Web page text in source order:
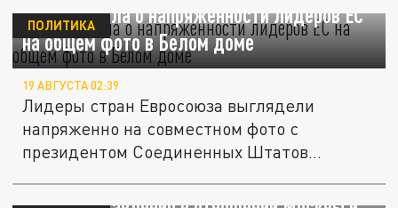
WP сообщила о напряженности лидеров ЕС
на общем фото в Белом доме
ПОЛИТИКА
19 АВГУСТА 02:39
Лидеры стран Евросоюза выглядели
напряженно на совместном фото с
президентом Соединенных Штатов
WP: Трамп предложил Зеленскому